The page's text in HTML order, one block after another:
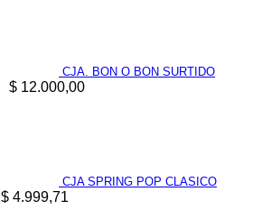
CJA. BON O BON SURTIDO
$ 12.000,00
CJA SPRING POP CLASICO
$ 4.999,71